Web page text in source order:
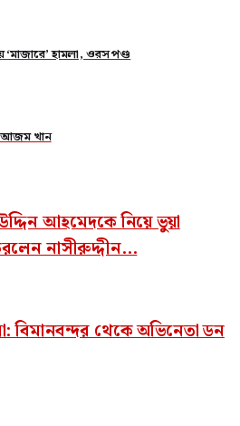
হামলা, ওরস পণ্ড
আজম খান
আহমেদকে নিয়ে ভুয়া
নাসীরুদ্দীন...
বিমানবন্দর থেকে অভিনেতা ডন